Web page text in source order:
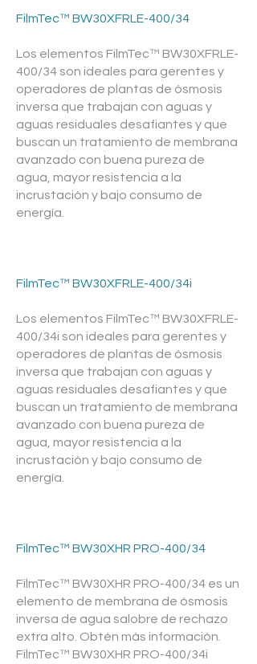
FilmTec™ BW30XFRLE-400/34
Los elementos FilmTec™ BW30XFRLE-
400/34 son ideales para gerentes y
operadores de plantas de ósmosis
inversa que trabajan con aguas y
aguas residuales desafiantes y que
buscan un tratamiento de membrana
avanzado con buena pureza de
agua, mayor resistencia a la
incrustación y bajo consumo de
energía.
FilmTec™ BW30XFRLE-400/34i
Los elementos FilmTec™ BW30XFRLE-
400/34i son ideales para gerentes y
operadores de plantas de ósmosis
inversa que trabajan con aguas y
aguas residuales desafiantes y que
buscan un tratamiento de membrana
avanzado con buena pureza de
agua, mayor resistencia a la
incrustación y bajo consumo de
energía.
FilmTec™ BW30XHR PRO-400/34
FilmTec™ BW30XHR PRO-400/34 es un
elemento de membrana de ósmosis
inversa de agua salobre de rechazo
extra alto. Obtén más información.
FilmTec™ BW30XHR PRO-400/34i